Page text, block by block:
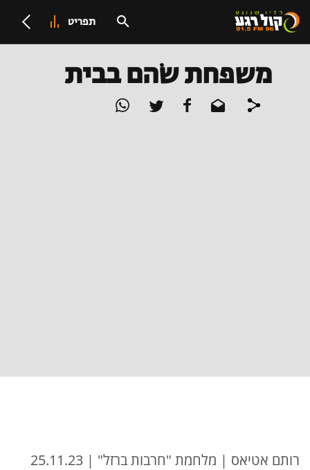
תפריט
משפחת שֹהם בבית
רותם אטיאס | מלחמת "חרבות ברזל" | 25.11.23